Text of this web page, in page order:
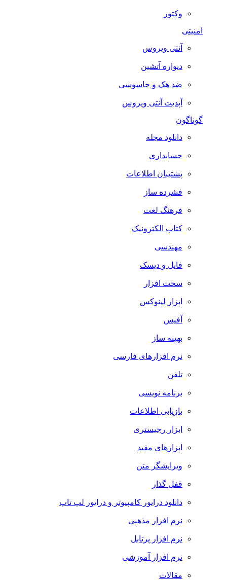
وکتور
امنیتی
آنتی ویروس
دیواره آتشین
ضد هک و جاسوسی
آپدیت آنتی ویروس
گوناگون
دانلود مجله
حسابداری
پشتیبان اطلاعات
فشرده ساز
فرهنگ لغت
کتاب الکترونیک
مهندسی
فایل و دیسک
سخت افزار
ابزار لینوکس
آفیس
بهینه ساز
نرم افزارهای فارسی
تلفن
برنامه نویسی
بازیابی اطلاعات
ابزار رجیستری
ابزارهای مفید
ویرایشگر متن
قفل گذار
دانلود درایور کامپیوتر و درایور لپ تاپ
نرم افزار مذهبی
نرم افزار پرتابل
نرم افزار آموزشی
مقالات